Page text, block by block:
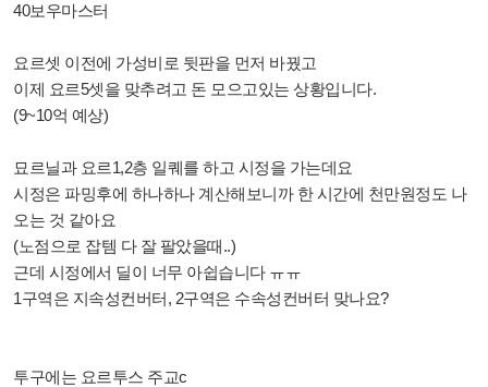
40보우마스터
요르셋 이전에 가성비로 뒷판을 먼저 바꿨고
이제 요르5셋을 맞추려고 돈 모으고있는 상황입니다.
(9~10억 예상)
묘르닐과 요르1,2층 일퀘를 하고 시정을 가는데요
시정은 파밍후에 하나하나 계산해보니까 한 시간에 천만원정도 나
오는 것 같아요
(노점으로 잡템 다 잘 팔았을때..)
근데 시정에서 딜이 너무 아쉽습니다 ㅠㅠ
1구역은 지속성컨버터, 2구역은 수속성컨버터 맞나요?
투구에는 요르투스 주교c